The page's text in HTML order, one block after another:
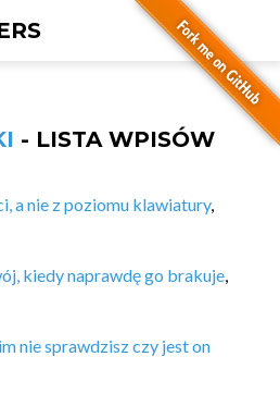
- LISTA WPISÓW
a nie z poziomu klawiatury,
kiedy naprawdę go brakuje,
nie sprawdzisz czy jest on